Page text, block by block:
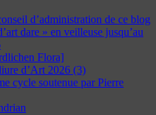
d’administration de ce blog
dare » en veilleuse jusqu’au
Flora]
d’Art 2026 (3)
cycle soutenue par Pierre